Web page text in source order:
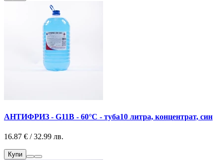
АНТИФРИЗ - G11B - 60°С - туба10 литра, концентрат, син
16.87 € / 32.99 лв.
Купи